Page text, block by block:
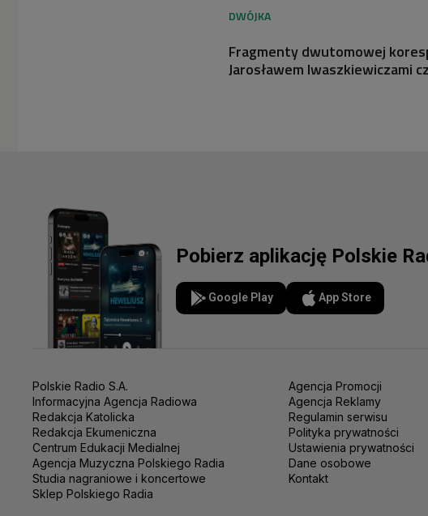
Fragmenty dwutomowej
Jarosławem Iwaszkiewiczami
Pobierz aplikację Polskie
Google Play App Store
Polskie Radio S.A.
Informacyjna Agencja Radiowa
Redakcja Katolicka
Redakcja Ekumeniczna
Centrum Edukacji Medialnej
Agencja Muzyczna Polskiego Radia
Studia nagraniowe i koncertowe
Sklep Polskiego Radia
Agencja Promocji
Agencja Reklamy
Regulamin serwisu
Polityka prywatności
Ustawienia prywatności
Dane osobowe
Kontakt